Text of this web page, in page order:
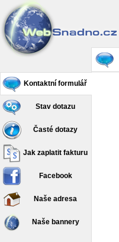
Kontaktní formulář
Stav dotazu
Časté dotazy
Jak zaplatit fakturu
Facebook
Naše adresa
Naše bannery